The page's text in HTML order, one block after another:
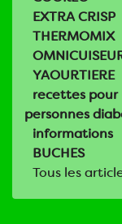
EXTRA CRISP
THERMOMIX
YAOURTIERE
recettes pour
personnes
informations
BUCHES
Tous les